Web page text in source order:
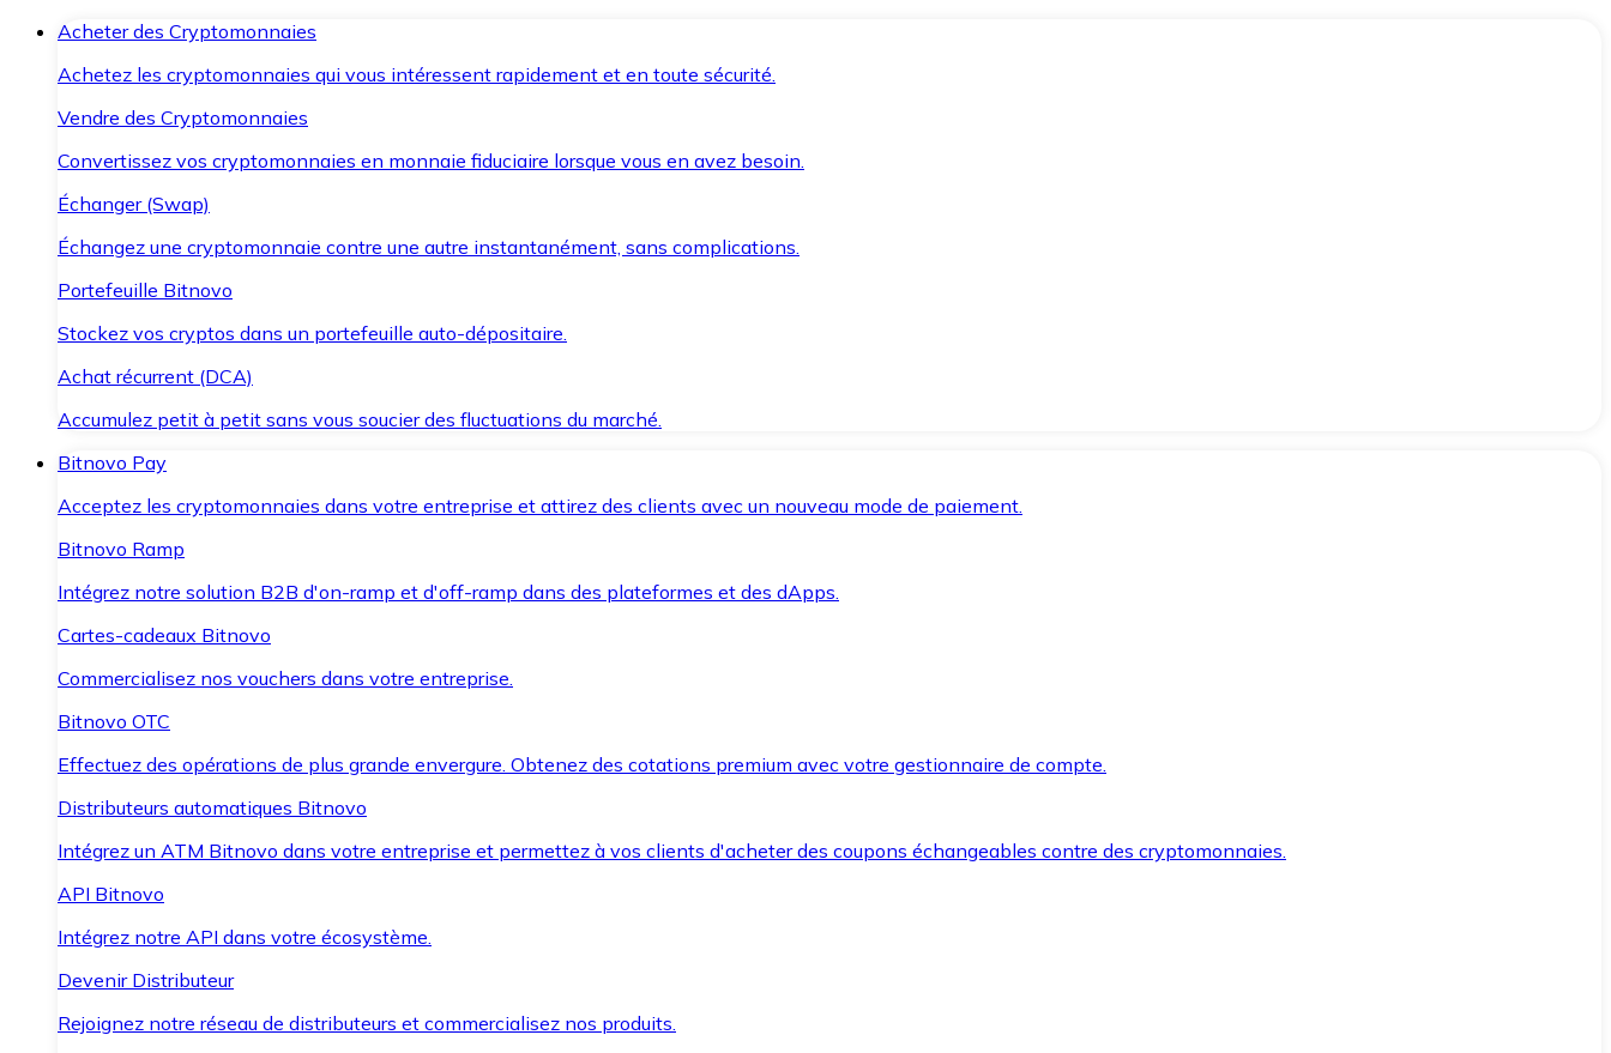
Acheter des Cryptomonnaies
Achetez les cryptomonnaies qui vous intéressent rapidement et en toute sécurité.
Vendre des Cryptomonnaies
Convertissez vos cryptomonnaies en monnaie fiduciaire lorsque vous en avez besoin.
Échanger (Swap)
Échangez une cryptomonnaie contre une autre instantanément, sans complications.
Portefeuille Bitnovo
Stockez vos cryptos dans un portefeuille auto-dépositaire.
Achat récurrent (DCA)
Accumulez petit à petit sans vous soucier des fluctuations du marché.
Bitnovo Pay
Acceptez les cryptomonnaies dans votre entreprise et attirez des clients avec un nouveau mode de paiement.
Bitnovo Ramp
Intégrez notre solution B2B d'on-ramp et d'off-ramp dans des plateformes et des dApps.
Cartes-cadeaux Bitnovo
Commercialisez nos vouchers dans votre entreprise.
Bitnovo OTC
Effectuez des opérations de plus grande envergure. Obtenez des cotations premium avec votre gestionnaire de compte.
Distributeurs automatiques Bitnovo
Intégrez un ATM Bitnovo dans votre entreprise et permettez à vos clients d'acheter des coupons échangeables contre des cryptomonnaies.
API Bitnovo
Intégrez notre API dans votre écosystème.
Devenir Distributeur
Rejoignez notre réseau de distributeurs et commercialisez nos produits.